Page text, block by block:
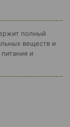
полный
веществ и
и